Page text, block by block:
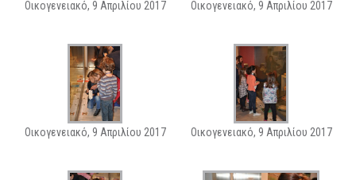
Οικογενειακό, 9 Απριλίου 2017 Οικογενειακό, 9 Απριλίου 2017
Οικογενειακό, 9 Απριλίου 2017 Οικογενειακό, 9 Απριλίου 2017